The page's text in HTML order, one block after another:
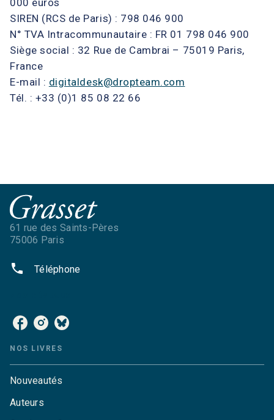
000 euros
SIREN (RCS de Paris) : 798 046 900
N° TVA Intracommunautaire : FR 01 798 046 900
Siège social : 32 Rue de Cambrai – 75019 Paris,
France
E-mail : digitaldesk@dropteam.com
Tél. : +33 (0)1 85 08 22 66
61 rue des Saints-Pères
75006 Paris
phone Téléphone
NOS LIVRES
Nouveautés
Auteurs